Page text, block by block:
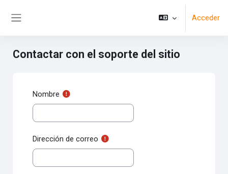
Acceder
Contactar con el soporte del sitio
Nombre
Dirección de correo